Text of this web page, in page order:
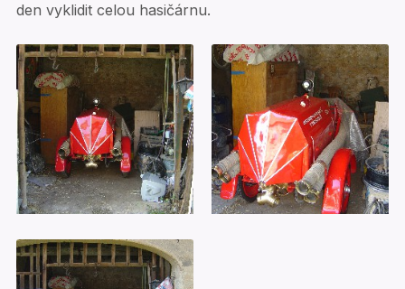
den vyklidit celou hasičárnu.